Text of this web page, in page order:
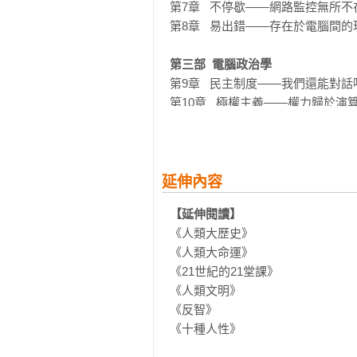
第7章   不停歇——網路監控無所不
第8章   易出錯——存在於電腦間的
第三部  電腦政治學
第9章   民主制度——我們還能對話
第10章   極權主義——權力歸於演
延伸閱讀
延伸內容
【延伸閱讀】
《人類大歷史》
《人類大命運》
《21世紀的21堂課》
《人類文明》
《反智》
《十種人性》